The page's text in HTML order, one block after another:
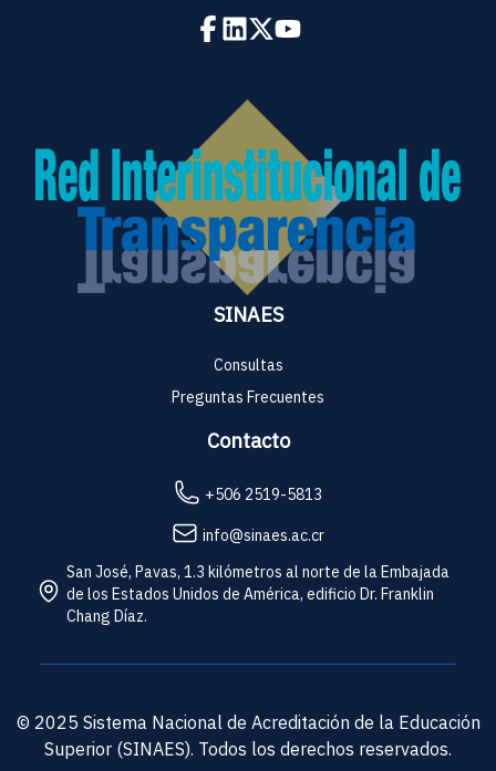
SINAES
Consultas
Preguntas Frecuentes
Contacto
+506 2519-5813
info@sinaes.ac.cr
San José, Pavas, 1.3 kilómetros al norte de la Embajada
de los Estados Unidos de América, edificio Dr. Franklin
Chang Díaz.
© 2025 Sistema Nacional de Acreditación de la Educación
Superior (SINAES). Todos los derechos reservados.